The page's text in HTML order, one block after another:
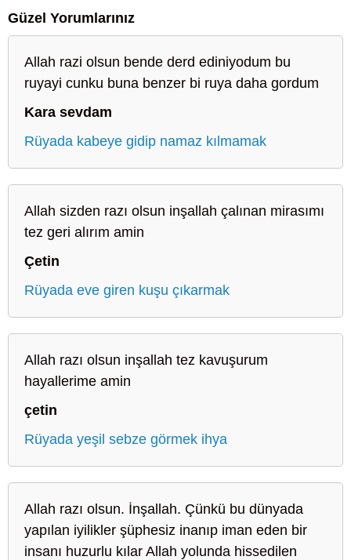
Güzel Yorumlarınız
Allah razi olsun bende derd ediniyodum bu
ruyayi cunku buna benzer bi ruya daha gordum
Kara sevdam
Rüyada kabeye gidip namaz kılmamak
Allah sizden razı olsun inşallah çalınan mirasımı
tez geri alırım amin
Çetin
Rüyada eve giren kuşu çıkarmak
Allah razı olsun inşallah tez kavuşurum
hayallerime amin
çetin
Rüyada yeşil sebze görmek ihya
Allah razı olsun. İnşallah. Çünkü bu dünyada
yapılan iyilikler şüphesiz inanıp iman eden bir
insanı huzurlu kılar Allah yolunda hissedilen